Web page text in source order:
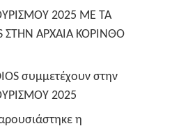
2025 ΜΕ ΤΑ
ΣΤΗΝ ΑΡΧΑΙΑ ΚΟΡΙΝΘΟ
συμμετέχουν στην
2025
η